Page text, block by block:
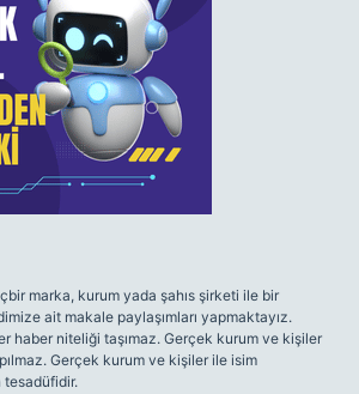
marka, kurum yada şahıs şirketi ile bir
ait makale paylaşımları yapmaktayız.
haber niteliği taşımaz. Gerçek kurum ve kişiler
Gerçek kurum ve kişiler ile isim
tesadüfidir.